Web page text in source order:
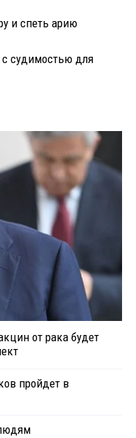
и спеть арию
судимостью для
от рака будет
пройдет в